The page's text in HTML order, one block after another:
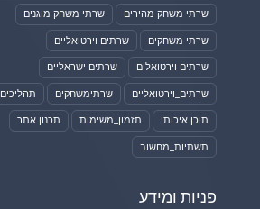
שרתי משחק מהירים שרתי משחק מוגנים
שרתי משחקים שרתים וירטואליים
שרתים וירטואלים שרתים ישראליים
שרתים_וירטואליים שרתימשחקים תהליכים
תוכן איכותי תזמון_משימות תכנון אתר
תשתיות_מחשוב
פניות ומידע